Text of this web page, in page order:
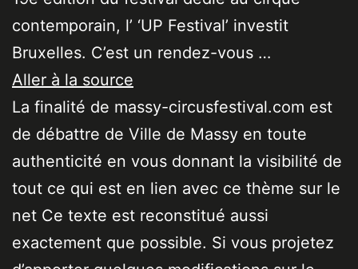
contemporain, l’ ‘UP Festival’ investit
Bruxelles. C’est un rendez-vous …
Aller à la source
La finalité de massy-circusfestival.com est
de débattre de Ville de Massy en toute
authenticité en vous donnant la visibilité de
tout ce qui est en lien avec ce thème sur le
net Ce texte est reconstitué aussi
exactement que possible. Si vous projetez